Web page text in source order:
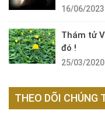
16/06/2023
Thám tử
đó !
25/03/2020
THEO DÕI CHÚNG